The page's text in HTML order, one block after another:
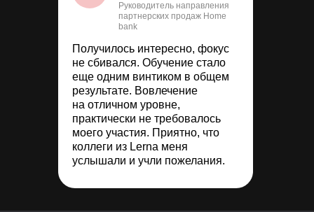
Руководитель направления
партнерских продаж Home
bank
Получилось интересно, фокус
не сбивался. Обучение стало
еще одним винтиком в общем
результате. Вовлечение
на отличном уровне,
практически не требовалось
моего участия. Приятно, что
коллеги из Lerna меня
услышали и учли пожелания.